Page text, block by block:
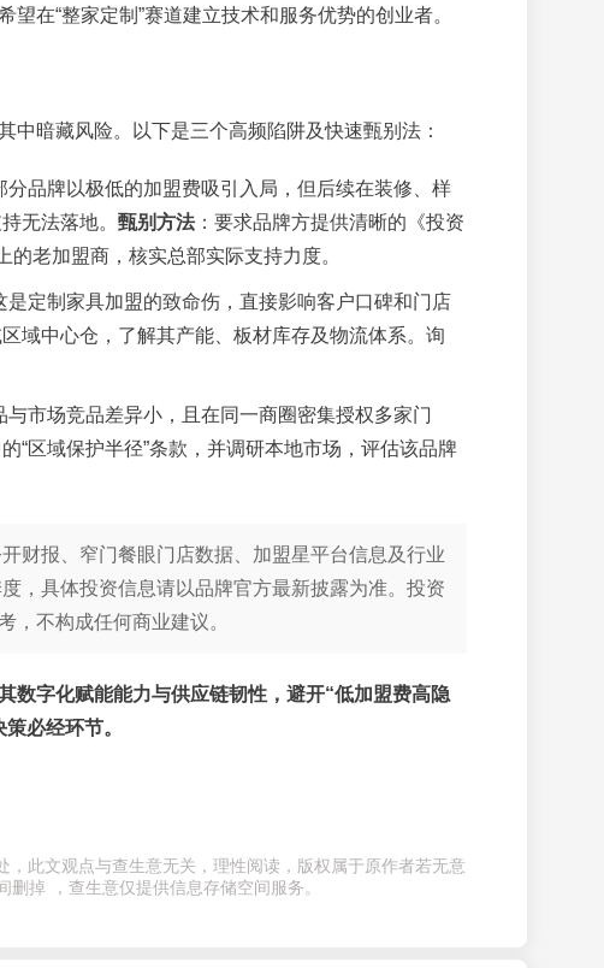
在“整家定制”赛道建立技术和服务优势的创业者。
其中暗藏风险。以下是三个高频陷阱及快速甄别法：
分品牌以极低的加盟费吸引入局，但后续在装修、样
无法落地。 甄别方法：要求品牌方提供清晰的《投资
老加盟商，核实总部实际支持力度。
是定制家具加盟的致命伤，直接影响客户口碑和门店
域中心仓，了解其产能、板材库存及物流体系。询
与市场竞品差异小，且在同一商圈密集授权多家门
“区域保护半径”条款，并调研本地市场，评估该品牌
财报、窄门餐眼门店数据、加盟星平台信息及行业
，具体投资信息请以品牌官方最新披露为准。投资
，不构成任何商业建议。
数字化赋能能力与供应链韧性，避开“低加盟费高隐
必经环节。
此文观点与查生意无关，理性阅读，版权属于原作者若无意
掉 ，查生意仅提供信息存储空间服务。